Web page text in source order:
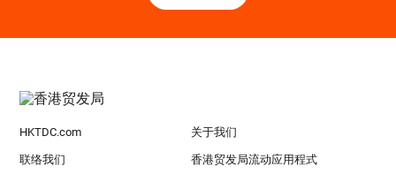
HKTDC.com 关于我们
联络我们 香港贸发局流动应用程式